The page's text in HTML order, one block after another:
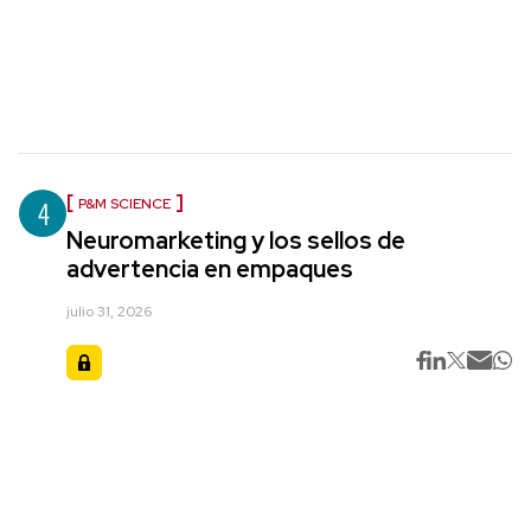
4 P&M SCIENCE
Neuromarketing y los sellos de
advertencia en empaques
julio 31, 2026